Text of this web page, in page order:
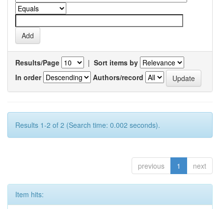
Results/Page | Sort items by
In order
Authors/record
Results 1-2 of 2 (Search time: 0.002 seconds).
previous 1 next
Item hits: